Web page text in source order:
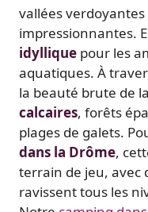
vallées
impressionnantes.
idyllique pour les
aquatiques. À
la beauté brute de
calcaires, forêts
plages de galets.
dans la Drôme,
terrain de jeu, avec
ravissent tous les